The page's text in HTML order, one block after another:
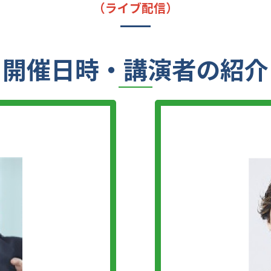
（ライブ配信）
開催日時・講演者の紹介